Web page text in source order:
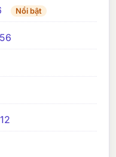
Nổi bật